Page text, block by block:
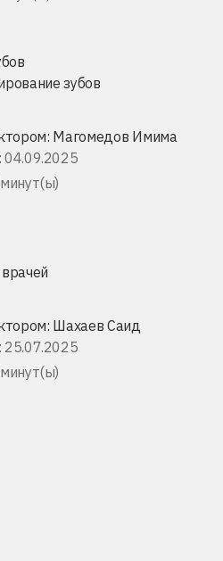
зубов
Магомедов Имима
04.09.2025
Шахаев Саид
25.07.2025